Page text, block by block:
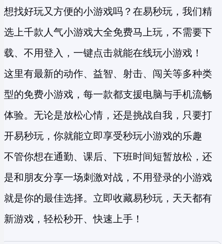
想找好玩又方便的小游戏吗？在易秒玩，我们精
选上千款人气小游戏大全免费马上玩，不需要下
载、不用登入，一键点击就能在线玩小游戏！
这里有最新的动作、益智、射击、闯关等多种类
型的免费小游戏 ，每一款都支援电脑与手机流畅
体验。无论是放松心情，还是挑战自我，只要打
开易秒玩，你就能立即享受秒玩小游戏的乐趣
不管你想在通勤、课后、下班时间短暂放松，还
是和朋友分享一场刺激对战，不用登录的小游戏
就是你的最佳选择。立即收藏易秒玩，天天都有
新游戏，轻松秒开、快速上手！